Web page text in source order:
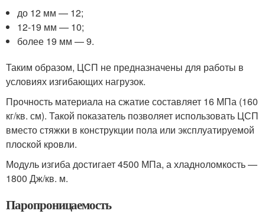
до 12 мм — 12;
12-19 мм — 10;
более 19 мм — 9.
Таким образом, ЦСП не предназначены для работы в
условиях изгибающих нагрузок.
Прочность материала на сжатие составляет 16 МПа (160
кг/кв. см). Такой показатель позволяет использовать ЦСП
вместо стяжки в конструкции пола или эксплуатируемой
плоской кровли.
Модуль изгиба достигает 4500 МПа, а хладноломкость —
1800 Дж/кв. м.
Паропроницаемость